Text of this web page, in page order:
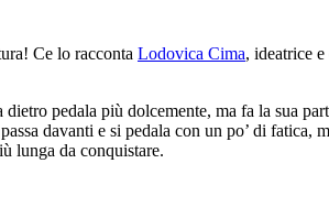
Ce lo racconta Lodovica Cima, ideatrice
pedala più dolcemente, ma fa la sua
davanti e si pedala con un po’ di fatica,
lunga da conquistare.